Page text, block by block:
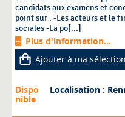
candidats aux examens et
point sur : -Les acteurs et le
sociales -La po[...]
Plus d'information...
Ajouter à ma sélection
Dispo
nible
Localisation :